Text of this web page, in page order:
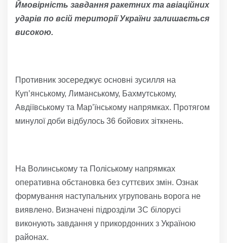
Ймовірність завдання ракетних та авіаційних
ударів по всій території України залишається
високою.
Противник зосереджує основні зусилля на
Куп’янському, Лиманському, Бахмутському,
Авдіївському та Мар’їнському напрямках. Протягом
минулої доби відбулось 36 бойових зіткнень.
На Волинському та Поліському напрямках
оперативна обстановка без суттєвих змін. Ознак
формування наступальних угруповань ворога не
виявлено. Визначені підрозділи ЗС білорусі
виконують завдання у прикордонних з Україною
районах.